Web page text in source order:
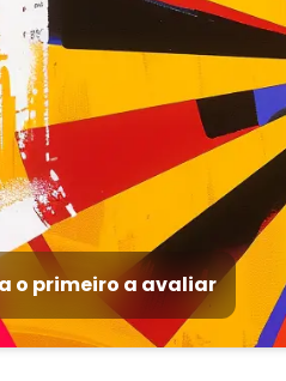
o primeiro a avaliar